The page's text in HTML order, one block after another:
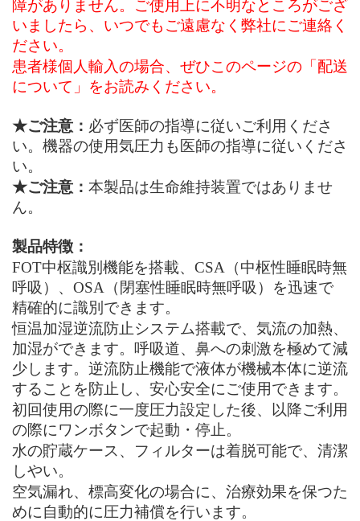
障がありません。ご使用上に不明なところがござ
いましたら、いつでもご遠慮なく弊社にご連絡く
ださい。
患者様個人輸入の場合、ぜひこのページの「配送
について 」をお読みください。
★ご注意： 必ず医師の指導に従いご利用くださ
い。機器の使用気圧力も医師の指導に従いくださ
い。
★ご注意： 本製品は生命維持装置ではありませ
ん。
製品特徴：
FOT中枢識別機能を搭載、 CSA （中枢性睡眠時無
呼吸）、 OSA （閉塞性睡眠時無呼吸）を迅速で
精確的に識別できます。
恒温加湿逆流防止システム搭載で、気流の加熱、
加湿ができます。呼吸道、鼻への刺激を極めて減
少します。逆流防止機能で液体が機械本体に逆流
することを防止し、安心安全にご使用できます。
初回使用の際に一度圧力設定した後、以降ご利用
の際にワンボタンで起動・停止。
水の貯蔵ケース、フィルターは着脱可能で、清潔
しやい。
空気漏れ、標高変化の場合に、治療効果を保つた
めに自動的に圧力補償を行います。